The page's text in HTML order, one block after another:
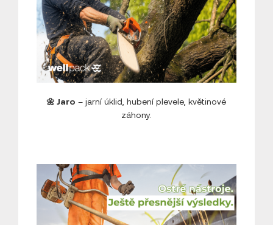
🌼 Jaro – jarní úklid, hubení plevele, květinové
záhony.